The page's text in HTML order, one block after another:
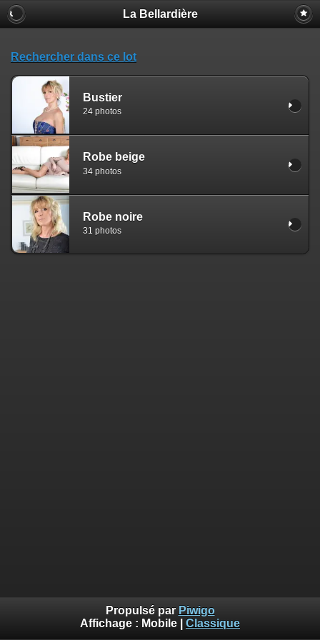
La Bellardière
Rechercher dans ce lot
Bustier
24 photos
Robe beige
34 photos
Robe noire
31 photos
Propulsé par Piwigo
Affichage : Mobile Classique